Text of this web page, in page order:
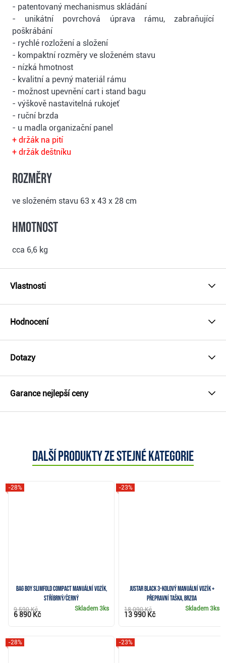
- patentovaný mechanismus skládání
- unikátní povrchová úprava rámu, zabraňující
poškrábání
- rychlé rozložení a složení
- kompaktní rozměry ve složeném stavu
- nízká hmotnost
- kvalitní a pevný materiál rámu
- možnost upevnění cart i stand bagu
- výškově nastavitelná rukojeť
- ruční brzda
- u madla organizační panel
+ držák na pití
+ držák deštníku
Rozměry
ve složeném stavu 63 x 43 x 28 cm
Hmotnost
cca 6,6 kg
Vlastnosti
Hodnocení
Dotazy
Garance nejlepší ceny
Další produkty ze stejné kategorie
Bag Boy Slimfold Compact manuální vozík,
stříbrný/černý
-28%
Skladem3ks
9 590 Kč
6 890 Kč
JuStar Black 3-kolový manuální vozík +
přepravní taška, brzda
-23%
Skladem3ks
18 090 Kč
13 990 Kč
-28% -23%